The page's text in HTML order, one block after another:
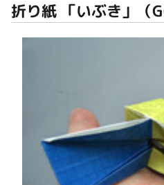
折り紙 「いぶき」（